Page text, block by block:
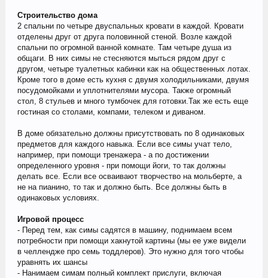
Строительство дома
2 спальни по четыре двуспальных кровати в каждой. Кровати
отделены друг от друга половинной стеной. Возле каждой
спальни по огромной ванной комнате. Там четыре душа из
общаги. В них симы не стесняются мыться рядом друг с
другом, четыре туалетных кабинки как на общественных лотах.
Кроме того в доме есть кухня с двумя холодильниками, двумя
посудомойками и уплотнителями мусора. Также огромный
стол, 8 стульев и много тумбочек для готовки.Так же есть еще
гостиная со столами, компами, телеком и диваном.
В доме обязательно должны присутствовать по 8 одинаковых
предметов для каждого навыка. Если все симы учат тело,
например, при помощи тренажера - а по достижении
определенного уровня - при помощи йоги, то так должны
делать все. Если все осваивают творчество на мольберте, а
не на пианино, то так и должно быть. Все должны быть в
одинаковых условиях.
Игровой процесс
- Перед тем, как симы садятся в машину, поднимаем всем
потребности при помощи хакнутой картины (мы ее уже видели
в челлендже про семь тоддлеров). Это нужно для того чтобы
уравнять их шансы
- Нанимаем симам полный комплект прислуги, включая